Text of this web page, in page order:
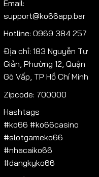
Email:
support@ko66app.bar
Hotline: 0969 384 257
Địa chỉ: 183 Nguyễn Tư
Giản, Phường 12, Quận
Gò Vấp, TP Hồ Chí Minh
Zipcode: 700000
Hashtags
#ko66 #ko66casino
#slotgameko66
#nhacaiko66
#dangkyko66